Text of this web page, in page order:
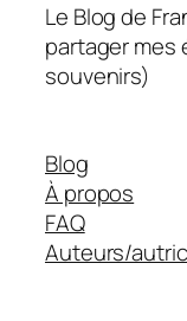
Le Blog de
partager mes
souvenirs)
Blog
À propos
FAQ
Auteurs/